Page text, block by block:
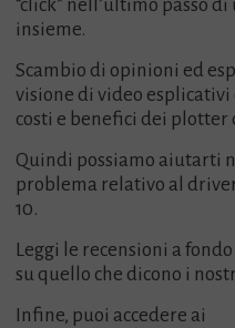
“click” nell’ultimo passo
insieme.
Scambio di opinioni ed
visione di video
costi e benefici dei plotter
Quindi possiamo aiutarti
problema relativo al
10.
Leggi le recensioni a
su quello che dicono i
Infine, puoi accedere ai